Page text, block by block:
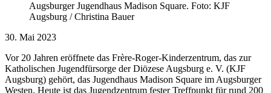
Augsburger Jugendhaus Madison Square. Foto: KJF
Augsburg / Christina Bauer
30. Mai 2023
Vor 20 Jahren eröffnete das Frère-Roger-Kinderzentrum, das zur
Katholischen Jugendfürsorge der Diözese Augsburg e. V. (KJF
Augsburg) gehört, das Jugendhaus Madison Square im Augsburger
Westen. Heute ist das Jugendzentrum fester Treffpunkt für rund 200